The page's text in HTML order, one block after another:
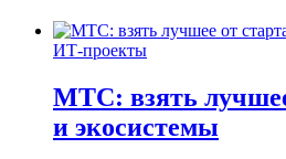
ИТ-проекты
МТС: взять
и экосистемы